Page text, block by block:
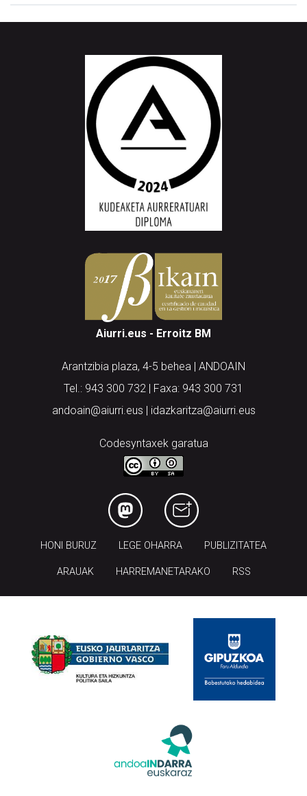
Aiurri.eus - Erroitz BM
Arantzibia plaza, 4-5 behea | ANDOAIN
Tel.: 943 300 732 | Faxa: 943 300 731
andoain@aiurri.eus | idazkaritza@aiurri.eus
Codesyntaxek garatua
HONI BURUZ LEGE OHARRA PUBLIZITATEA
ARAUAK HARREMANETARAKO RSS